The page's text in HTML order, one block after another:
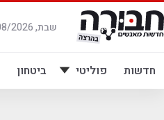
דלג
לתוכן
שבת, 08/08/2026
חדשות פוליטי ביטחון